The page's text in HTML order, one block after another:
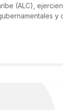
(ALC),
y
largo plazo: la